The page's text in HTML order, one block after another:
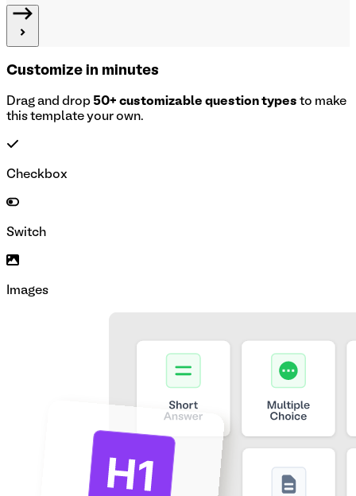
Customize in minutes
Drag and drop 50+ customizable question types to make
this template your own.
Checkbox
Switch
Images